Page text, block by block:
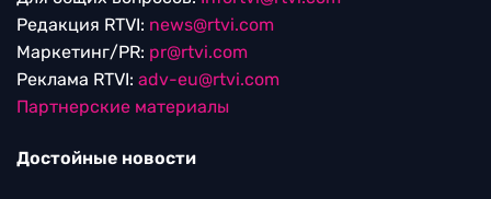
Редакция RTVI: news@rtvi.com
Маркетинг/PR: pr@rtvi.com
Реклама RTVI: adv-eu@rtvi.com
Партнерские материалы
Достойные новости